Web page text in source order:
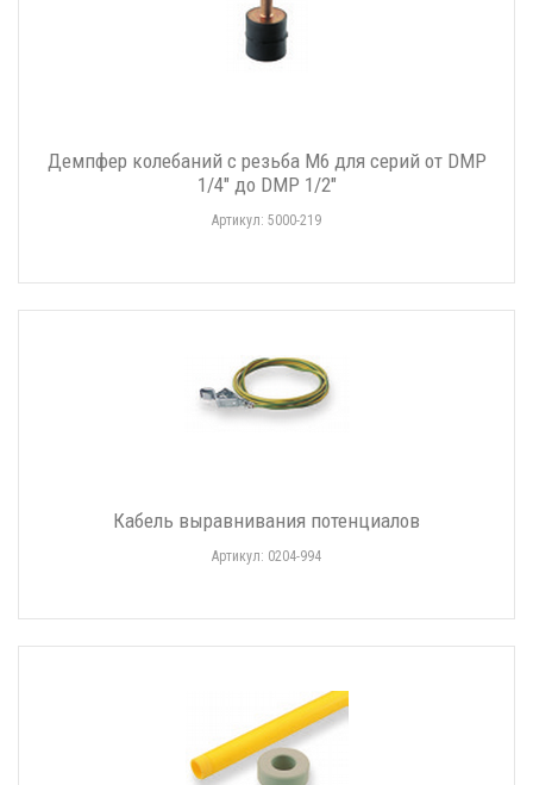
Демпфер колебаний с резьба M6 для серий от DMP
1/4" до DMP 1/2"
Артикул: 5000-219
Кабель выравнивания потенциалов
Артикул: 0204-994